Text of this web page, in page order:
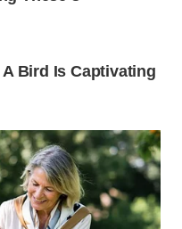
continua
continua atual
Pressa
excesso de telas,
permanente
seu preço. A